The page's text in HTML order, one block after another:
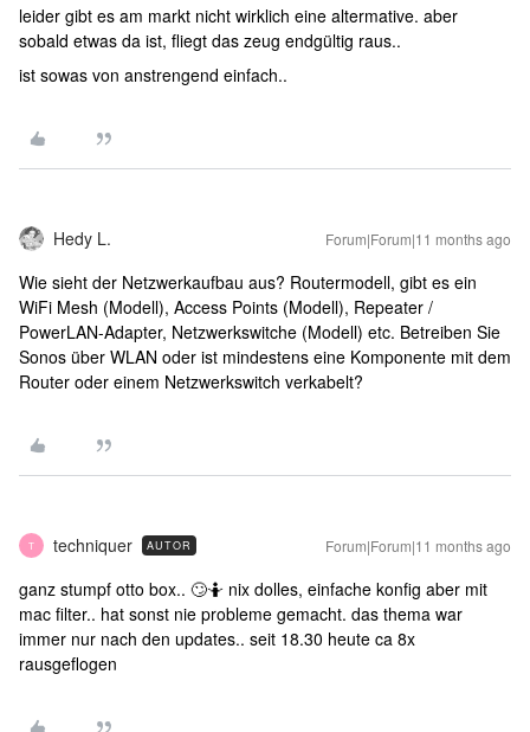
leider gibt es am markt nicht wirklich eine altermative. aber
sobald etwas da ist, fliegt das zeug endgültig raus..
ist sowas von anstrengend einfach..
Hedy L. Forum|Forum|11 months ago
Wie sieht der Netzwerkaufbau aus? Routermodell, gibt es ein
WiFi Mesh (Modell), Access Points (Modell), Repeater /
PowerLAN-Adapter, Netzwerkswitche (Modell) etc. Betreiben Sie
Sonos über WLAN oder ist mindestens eine Komponente mit dem
Router oder einem Netzwerkswitch verkabelt?
T techniquer AUTOR Forum|Forum|11 months ago
ganz stumpf otto box.. 🙄🤷 nix dolles, einfache konfig aber mit
mac filter.. hat sonst nie probleme gemacht. das thema war
immer nur nach den updates.. seit 18.30 heute ca 8x
rausgeflogen